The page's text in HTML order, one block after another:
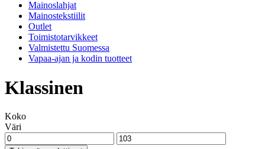
Mainoslahjat
Mainostekstiilit
Outlet
Toimistotarvikkeet
Valmistettu Suomessa
Vapaa-ajan ja kodin tuotteet
Klassinen
Koko
Väri